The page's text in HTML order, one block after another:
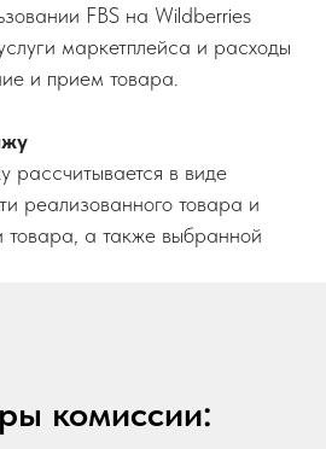
FBS на Wildberries
маркетплейса и расходы
и прием товара.
рассчитывается в виде
реализованного товара и
товара, а также выбранной
комиссии: